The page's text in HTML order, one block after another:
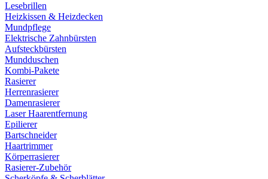
Lesebrillen
Heizkissen & Heizdecken
Mundpflege
Elektrische Zahnbürsten
Aufsteckbürsten
Mundduschen
Kombi-Pakete
Rasierer
Herrenrasierer
Damenrasierer
Laser Haarentfernung
Epilierer
Bartschneider
Haartrimmer
Körperrasierer
Rasierer-Zubehör